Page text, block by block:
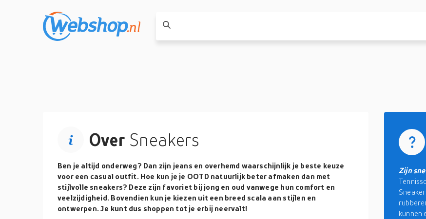
Over Sneakers
Ben je altijd onderweg? Dan zijn jeans en overhemd waarschijnlijk je beste keuze
voor een casual outfit. Hoe kun je je OOTD natuurlijk beter afmaken dan met
stijlvolle sneakers? Deze zijn favoriet bij jong en oud vanwege hun comfort en
veelzijdigheid. Bovendien kun je kiezen uit een breed scala aan stijlen en
ontwerpen. Je kunt dus shoppen tot je erbij neervalt!
Zijn
kunnen